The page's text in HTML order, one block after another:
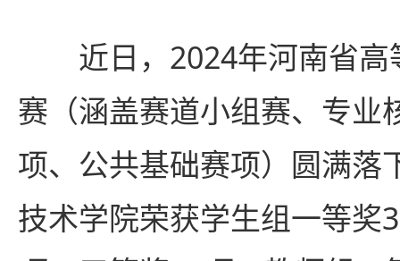
近日，2024年河南省
赛（涵盖赛道小组赛、专业
项、公共基础赛项）圆满落
技术学院荣获学生组一等奖